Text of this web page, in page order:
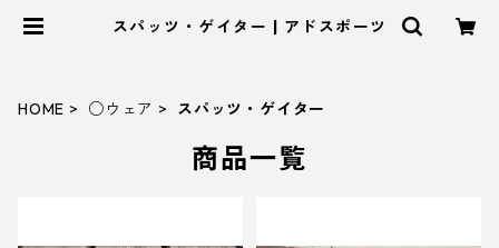
スパッツ・ゲイター | アドスポーツ
HOME ○ウェア スパッツ・ゲイター
商品一覧